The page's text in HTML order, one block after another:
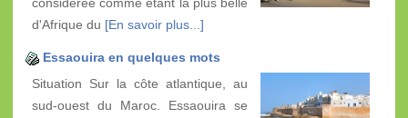
d'Afrique du [En savoir plus...]
Essaouira en quelques mots
Situation Sur la côte atlantique, au
sud-ouest du Maroc. Essaouira se